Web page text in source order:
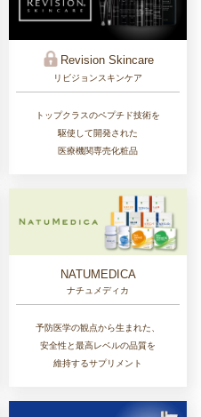
Revision Skincare
リビジョンスキンケア
トップクラスのペプチド技術を
駆使して開発された
医療機関専売化粧品
NATUMEDICA
ナチュメディカ
予防医学の観点から生まれた、
安全性と最高レベルの品質を
維持するサプリメント